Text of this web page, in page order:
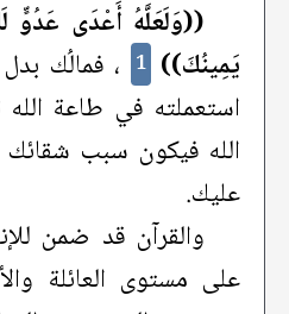
((وَلَعَلَّهُ أَعْدَى عَدُوٍّ
يَمِينُكَ)) 1 ، فمالُك
استعملته في طاعة
الله فيكون سبب
عليك.
والقرآن قد ضمن
على مستوى العائلة